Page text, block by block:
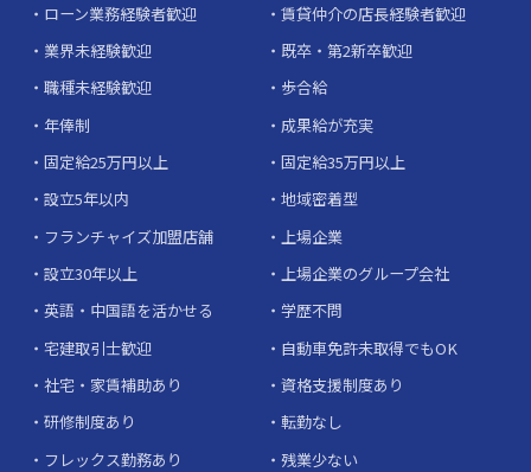
ローン業務経験者歓迎
賃貸仲介の店長経験者歓迎
業界未経験歓迎
既卒・第2新卒歓迎
職種未経験歓迎
歩合給
年俸制
成果給が充実
固定給25万円以上
固定給35万円以上
設立5年以内
地域密着型
フランチャイズ加盟店舗
上場企業
設立30年以上
上場企業のグループ会社
英語・中国語を活かせる
学歴不問
宅建取引士歓迎
自動車免許未取得でもOK
社宅・家賃補助あり
資格支援制度あり
研修制度あり
転勤なし
フレックス勤務あり
残業少ない